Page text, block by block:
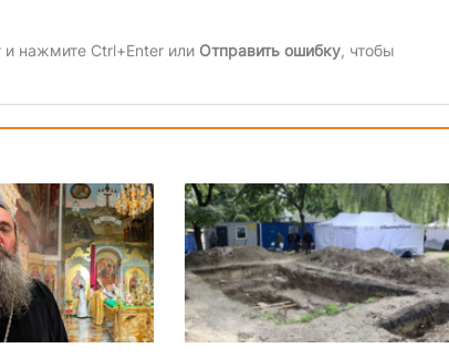
нажмите Ctrl+Enter или Отправить ошибку, чтобы